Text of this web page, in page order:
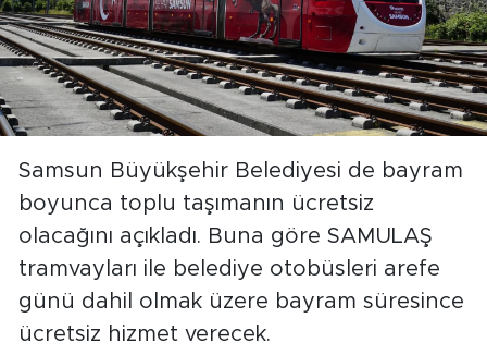
Samsun Büyükşehir Belediyesi de bayram
boyunca toplu taşımanın ücretsiz
olacağını açıkladı. Buna göre SAMULAŞ
tramvayları ile belediye otobüsleri arefe
günü dahil olmak üzere bayram süresince
ücretsiz hizmet verecek.